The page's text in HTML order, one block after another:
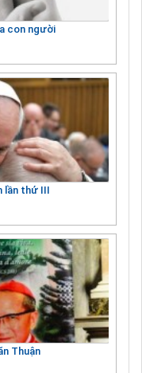
con người
lần thứ III
Thuận